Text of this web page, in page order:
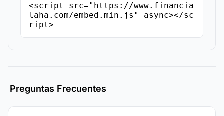
<script src="https://www.financia
laha.com/embed.min.js" async></sc
ript>
Preguntas Frecuentes